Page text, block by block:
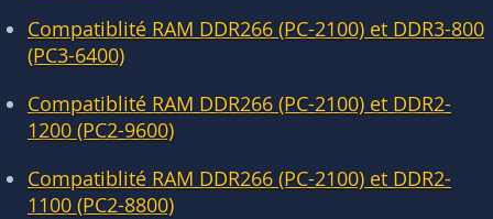
Compatiblité RAM DDR266 (PC-2100) et DDR3-800
(PC3-6400)
Compatiblité RAM DDR266 (PC-2100) et DDR2-
1200 (PC2-9600)
Compatiblité RAM DDR266 (PC-2100) et DDR2-
1100 (PC2-8800)